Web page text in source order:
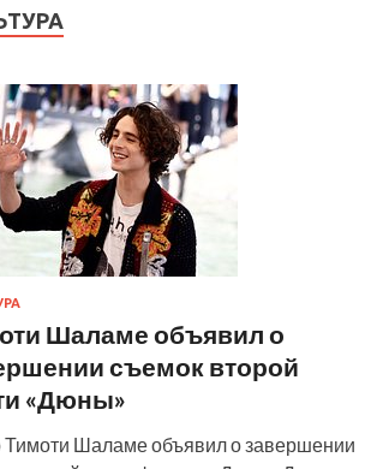
Шаламе объявил о
съемок второй
«Дюны»
Тимоти Шаламе объявил о завершении